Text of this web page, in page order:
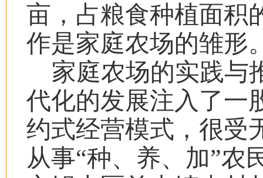
亩，占粮食种植面积
作是家庭农场的雏形
家庭农场的实践与
代化的发展注入了一
约式经营模式，很受
从事“种、养、加”农